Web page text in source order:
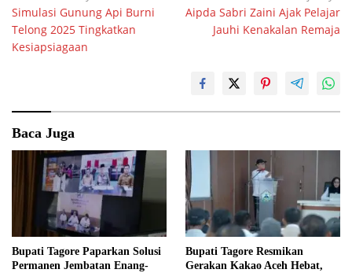
pos
Simulasi Gunung Api Burni
Telong 2025 Tingkatkan
Kesiapsiagaan
Aipda Sabri Zaini Ajak Pelajar
Jauhi Kenakalan Remaja
Baca Juga
Bupati Tagore Paparkan Solusi
Permanen Jembatan Enang-
Bupati Tagore Resmikan
Gerakan Kakao Aceh Hebat,